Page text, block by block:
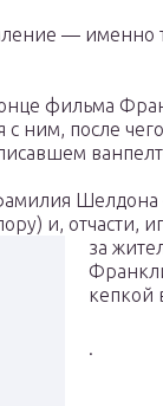
— именно
фильма
с ним, после
Шелдона
и, отчасти,
за
кепкой
.